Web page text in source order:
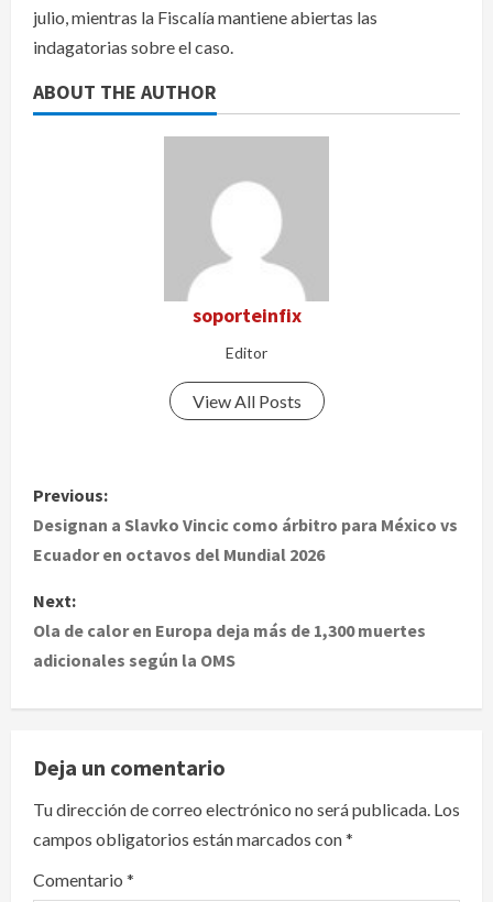
julio, mientras la Fiscalía mantiene abiertas las
indagatorias sobre el caso.
ABOUT THE AUTHOR
soporteinfix
Editor
View All Posts
P
o
t
n
a
v
i
g
Previous:
Designan a Slavko Vincic como árbitro para México vs
Ecuador en octavos del Mundial 2026
Next:
Ola de calor en Europa deja más de 1,300 muertes
adicionales según la OMS
Deja un comentario
Tu dirección de correo electrónico no será publicada. Los
campos obligatorios están marcados con*
Comentario *